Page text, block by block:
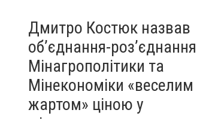
Дмитро Костюк назвав
об’єднання-роз’єднання
Мінагрополітики та
Мінекономіки «веселим
жартом» ціною у